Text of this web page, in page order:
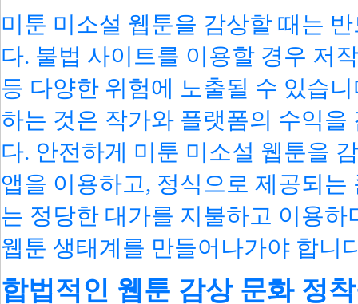
미툰 미소설 웹툰을 감상할 때는
다. 불법 사이트를 이용할 경우 저
등 다양한 위험에 노출될 수 있습
하는 것은 작가와 플랫폼의 수익
다. 안전하게 미툰 미소설 웹툰을
앱을 이용하고, 정식으로 제공되
는 정당한 대가를 지불하고 이용
웹툰 생태계를 만들어나가야 합니
합법적인 웹툰 감상 문화 정